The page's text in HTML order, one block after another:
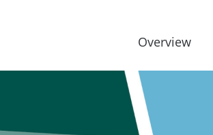
Overview